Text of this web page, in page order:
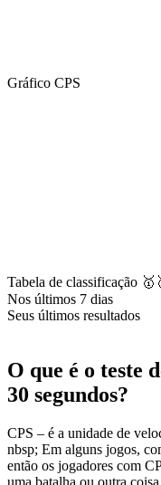
Gráfico CPS
Tabela de classificação
Nos últimos 7 dias
Seus últimos resultados
O que é o teste
30 segundos?
CPS – é a unidade de
nbsp; Em alguns jogos,
então os jogadores com
uma batalha ou outra coisa.